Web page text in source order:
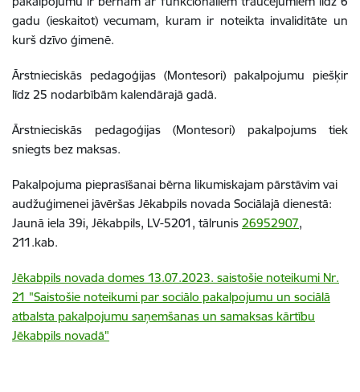
gadu (ieskaitot) vecumam, kuram ir noteikta invaliditāte un
kurš dzīvo ģimenē.
Ārstnieciskās pedagoģijas (Montesori) pakalpojumu piešķir
līdz 25 nodarbībām kalendārajā gadā.
Ārstnieciskās pedagoģijas (Montesori) pakalpojums tiek
sniegts bez maksas.
Pakalpojuma pieprasīšanai bērna likumiskajam pārstāvim vai
audžuģimenei jāvēršas Jēkabpils novada Sociālajā dienestā:
Jaunā iela 39i, Jēkabpils, LV-5201, tālrunis 26952907,
211.kab.
Jēkabpils novada domes 13.07.2023. saistošie noteikumi Nr.
21 "Saistošie noteikumi par sociālo pakalpojumu un sociālā
atbalsta pakalpojumu saņemšanas un samaksas kārtību
Jēkabpils novadā"